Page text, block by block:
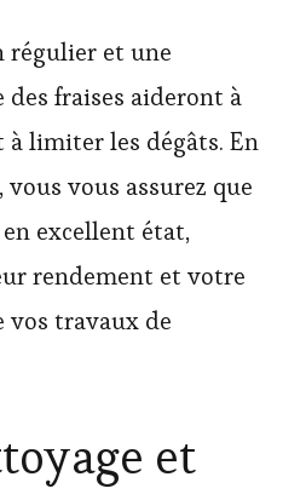
régulier et une
fraises aideront à
à limiter les dégâts. En
vous assurez que
excellent état,
rendement et votre
vos travaux de
et